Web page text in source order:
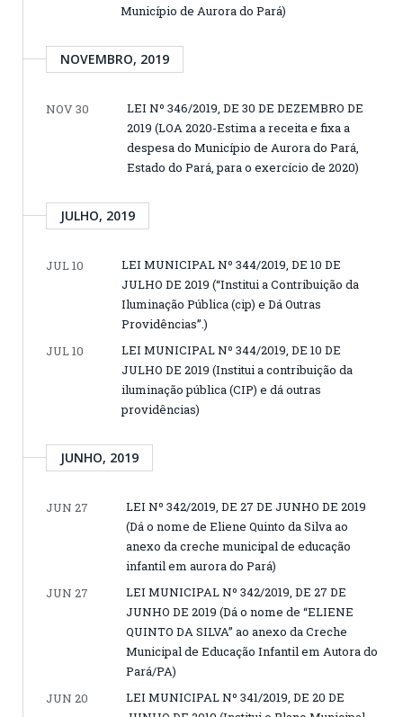
Município de Aurora do Pará)
NOVEMBRO, 2019
NOV 30
LEI Nº 346/2019, DE 30 DE DEZEMBRO DE
2019 (LOA 2020-Estima a receita e fixa a
despesa do Município de Aurora do Pará,
Estado do Pará, para o exercício de 2020)
JULHO, 2019
JUL 10
LEI MUNICIPAL Nº 344/2019, DE 10 DE
JULHO DE 2019 (“Institui a Contribuição da
Iluminação Pública (cip) e Dá Outras
Providências”.)
JUL 10
LEI MUNICIPAL Nº 344/2019, DE 10 DE
JULHO DE 2019 (Institui a contribuição da
iluminação pública (CIP) e dá outras
providências)
JUNHO, 2019
JUN 27
LEI Nº 342/2019, DE 27 DE JUNHO DE 2019
(Dá o nome de Eliene Quinto da Silva ao
anexo da creche municipal de educação
infantil em aurora do Pará)
JUN 27
LEI MUNICIPAL Nº 342/2019, DE 27 DE
JUNHO DE 2019 (Dá o nome de “ELIENE
QUINTO DA SILVA” ao anexo da Creche
Municipal de Educação Infantil em Autora do
Pará/PA)
JUN 20
LEI MUNICIPAL Nº 341/2019, DE 20 DE